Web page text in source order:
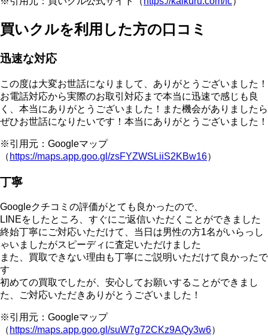
買いクルを利用した方の口コミ
迅速な対応
この度は大変お世話になりまして、ありがとうございました！
お電話対応から実際のお取引対応まで本当に迅速で感じも良
く、本当にありがとうございました！また機会がありましたら
ぜひお世話になりたいです！本当にありがとうございました！
※引用元：Googleマップ
（ https://maps.app.goo.gl/zsFYZWSLiiS2KBw16）
丁寧
Googleクチコミの評価がとても良かったので、
LINEをしたところ、すぐにご返信いただくことができました
終始丁寧にご対応いただけて、当日は男性の方1名がいらっし
ゃいましたがスピーディに査定いただけました
また、買取できない理由も丁寧にご説明いただけて良かったで
す
初めての買取でしたが、安心してお願いすることができまし
た、ご対応いただきありがとうございました！
※引用元：Googleマップ
（ https://maps.app.goo.gl/suW7g72CKz9AQy3w6）